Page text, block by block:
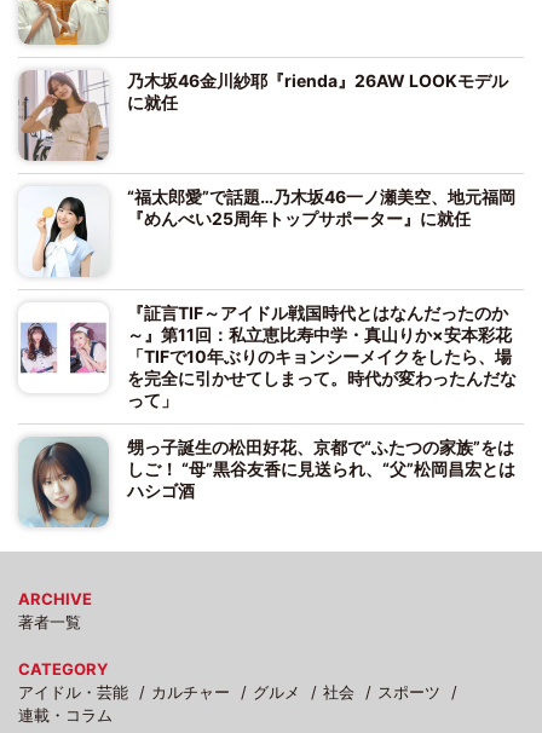
乃木坂46金川紗耶『rienda』26AW LOOKモデル
に就任
“福太郎愛”で話題…乃木坂46一ノ瀬美空、地元福岡
『めんべい25周年トップサポーター』に就任
『証言TIF～アイドル戦国時代とはなんだったのか
～』第11回：私立恵比寿中学・真山りか×安本彩花
「TIFで10年ぶりのキョンシーメイクをしたら、場
を完全に引かせてしまって。時代が変わったんだな
って」
甥っ子誕生の松田好花、京都で“ふたつの家族”をは
しご！ “母”黒谷友香に見送られ、“父”松岡昌宏とは
ハシゴ酒
ARCHIVE
著者一覧
CATEGORY
アイドル・芸能
カルチャー グルメ 社会
スポーツ
連載・コラム